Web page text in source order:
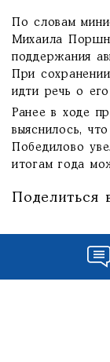
По словам
Михаила
поддержания
При
идти речь о
Ранее в ходе
выяснилось,
Победилово
итогам года
Поделиться